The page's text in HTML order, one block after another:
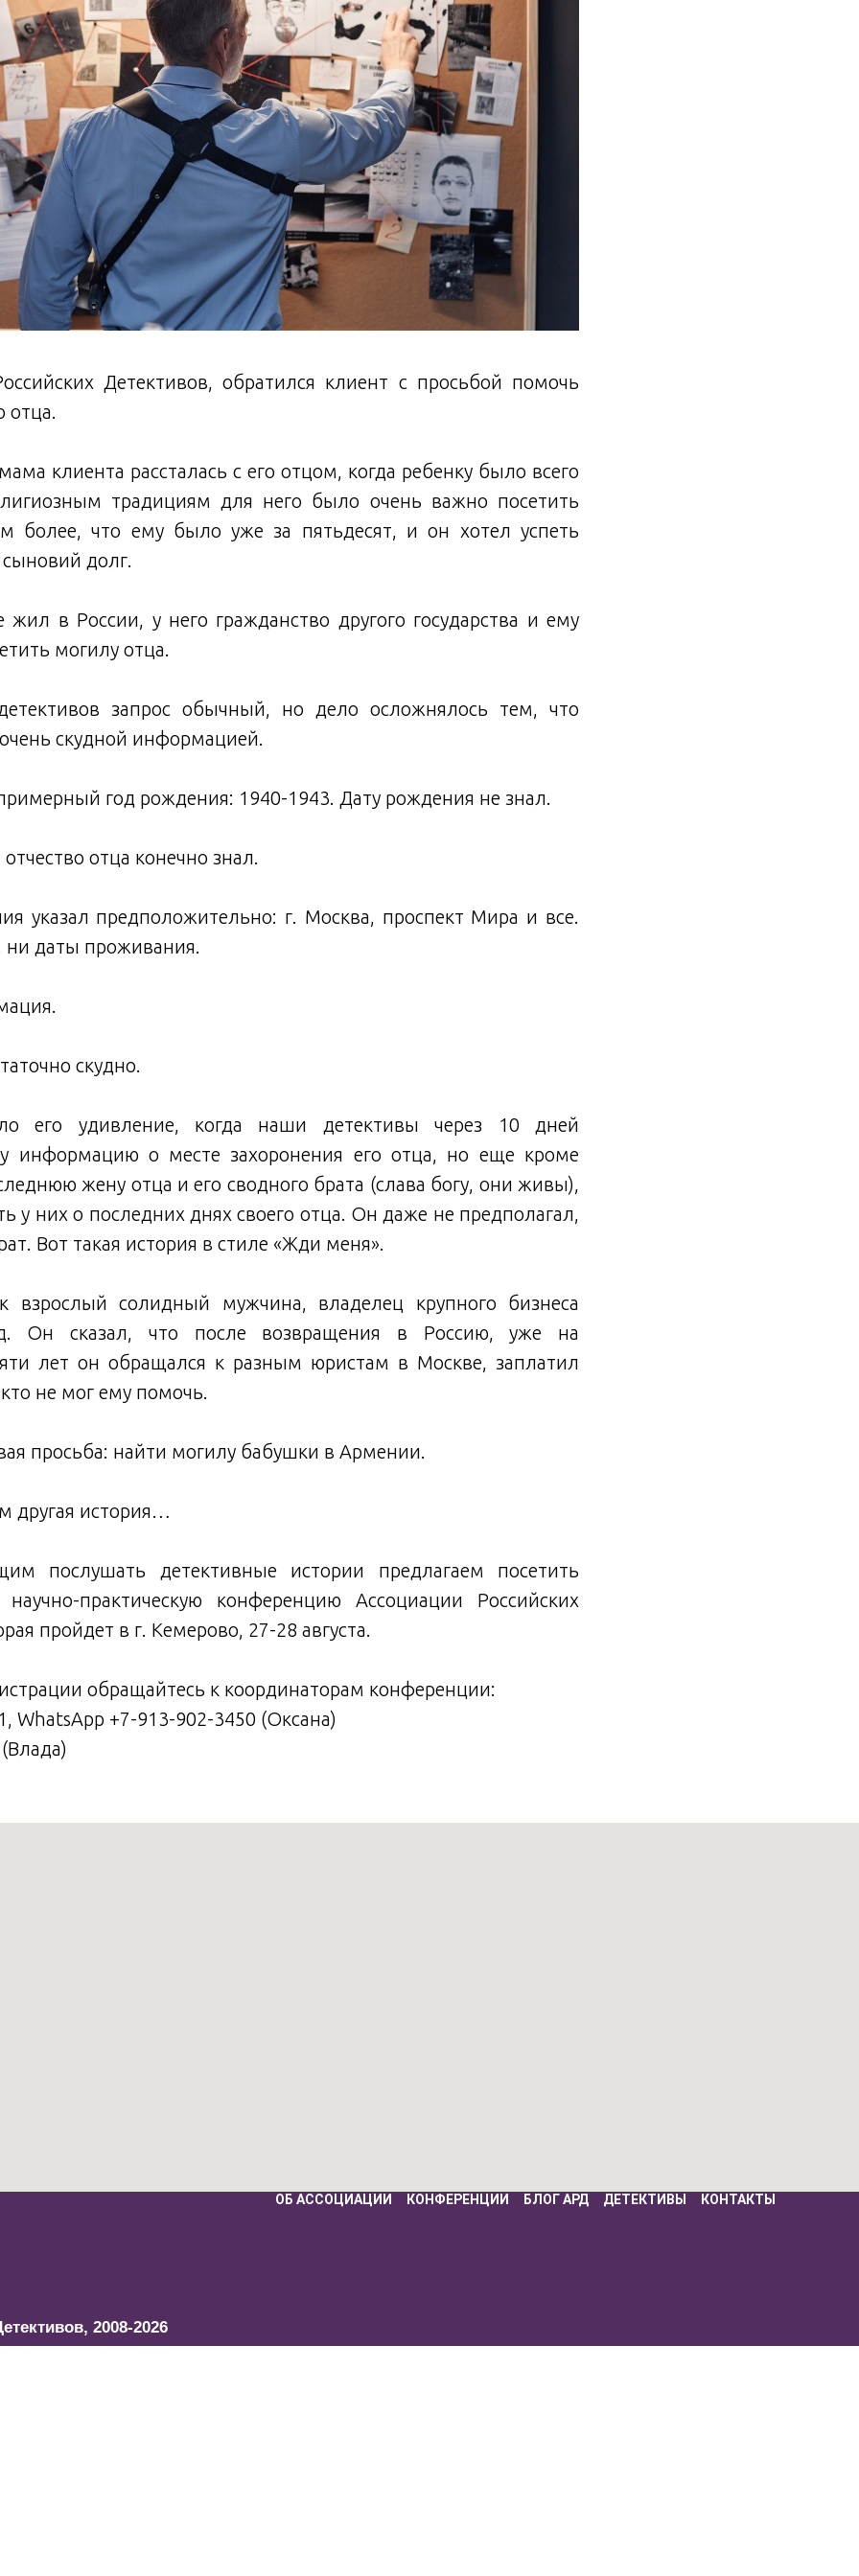
Детективов, обратился клиент с просьбой помочь
отца.
клиента рассталась с его отцом, когда ребенку было всего
традициям для него было очень важно посетить
более, что ему было уже за пятьдесят, и он хотел успеть
долг.
в России, у него гражданство другого государства и ему
могилу отца.
запрос обычный, но дело осложнялось тем, что
скудной информацией.
год рождения: 1940-1943. Дату рождения не знал.
отца конечно знал.
указал предположительно: г. Москва, проспект Мира и все.
даты проживания.
скудно.
его удивление, когда наши детективы через 10 дней
информацию о месте захоронения его отца, но еще кроме
жену отца и его сводного брата (слава богу, они живы),
у них о последних днях своего отца. Он даже не предполагал,
Вот такая история в стиле «Жди меня».
взрослый солидный мужчина, владелец крупного бизнеса
Он сказал, что после возвращения в Россию, уже на
лет он обращался к разным юристам в Москве, заплатил
не мог ему помочь.
просьба: найти могилу бабушки в Армении.
другая история…
послушать детективные истории предлагаем посетить
практическую конференцию Ассоциации Российских
пройдет в г. Кемерово, 27-28 августа.
обращайтесь к координаторам конференции:
WhatsApp +7-913-902-3450 (Оксана)
ОБ АССОЦИАЦИИ КОНФЕРЕНЦИИ БЛОГ АРД ДЕТЕКТИВЫ КОНТАКТЫ
2008-2026